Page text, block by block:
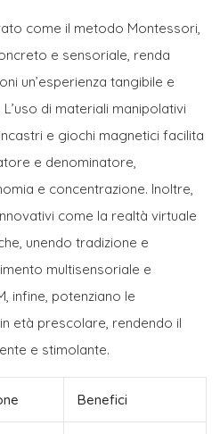
come il metodo Montessori,
e sensoriale, renda
un’esperienza tangibile e
di materiali manipolativi
e giochi magnetici facilita
e denominatore,
e concentrazione. Inoltre,
come la realtà virtuale
unendo tradizione e
multisensoriale e
infine, potenziano le
età prescolare, rendendo il
e stimolante.
Benefici